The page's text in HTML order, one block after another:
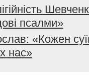
псалми»
«Кожен
нас»